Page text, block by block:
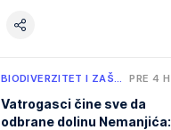
BIODIVERZITET I ZAŠ… PRE 4 H
Vatrogasci čine sve da
odbrane dolinu Nemanjića: